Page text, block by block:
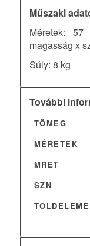
Műszaki
Méretek:
magasság x
Súly: 8 kg
További
TÖMEG
MÉRETEK
MRET
SZN